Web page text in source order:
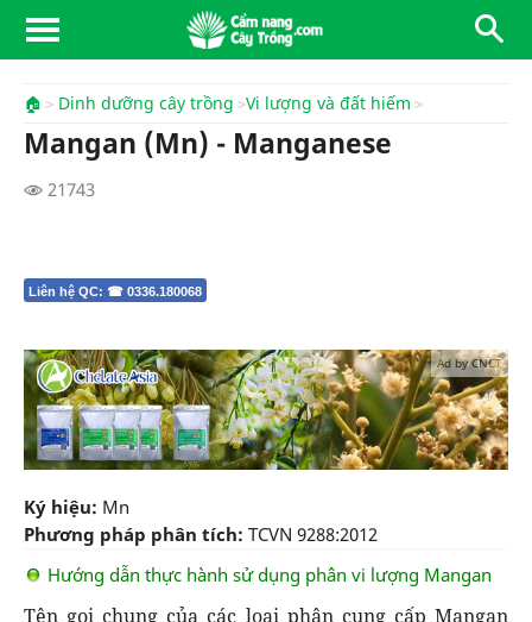
🏠 Dinh dưỡng cây trồng Vi lượng và đất hiếm
Mangan (Mn) - Manganese
21743
Liên hệ QC: ☎ 0336.180068
Ad by CNCT
Ký hiệu: Mn
Phương pháp phân tích: TCVN 9288:2012
Hướng dẫn thực hành sử dụng phân vi lượng Mangan
Tên gọi chung của các loại phân cung cấp Mangan